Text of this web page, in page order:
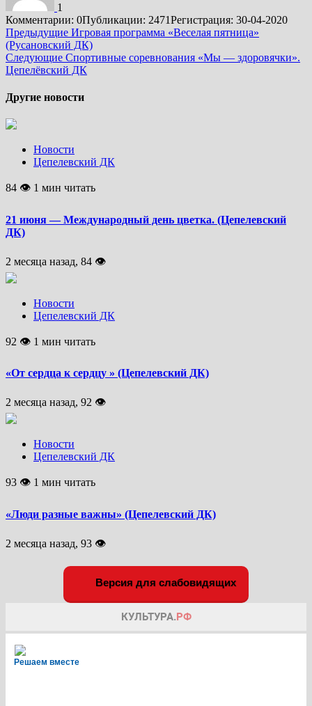
1
Комментарии: 0Публикации: 2471Регистрация: 30-04-2020
Подробнее
Предыдущие Игровая программа «Веселая пятница»
(Русановский ДК)
Следующие Спортивные соревнования «Мы — здоровячки».
Цепелёвский ДК
Другие новости
Новости
Цепелевский ДК
84 👁 1 мин читать
21 июня — Международный день цветка. (Цепелевский
ДК)
2 месяца назад, 84 👁
Новости
Цепелевский ДК
92 👁 1 мин читать
«От сердца к сердцу » (Цепелевский ДК)
2 месяца назад, 92 👁
Новости
Цепелевский ДК
93 👁 1 мин читать
«Люди разные важны» (Цепелевский ДК)
2 месяца назад, 93 👁
Версия для слабовидящих
Решаем вместе